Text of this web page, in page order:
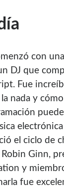
con
DJ que
Fue
nada y
el ciclo de
Ginn,
y
fue